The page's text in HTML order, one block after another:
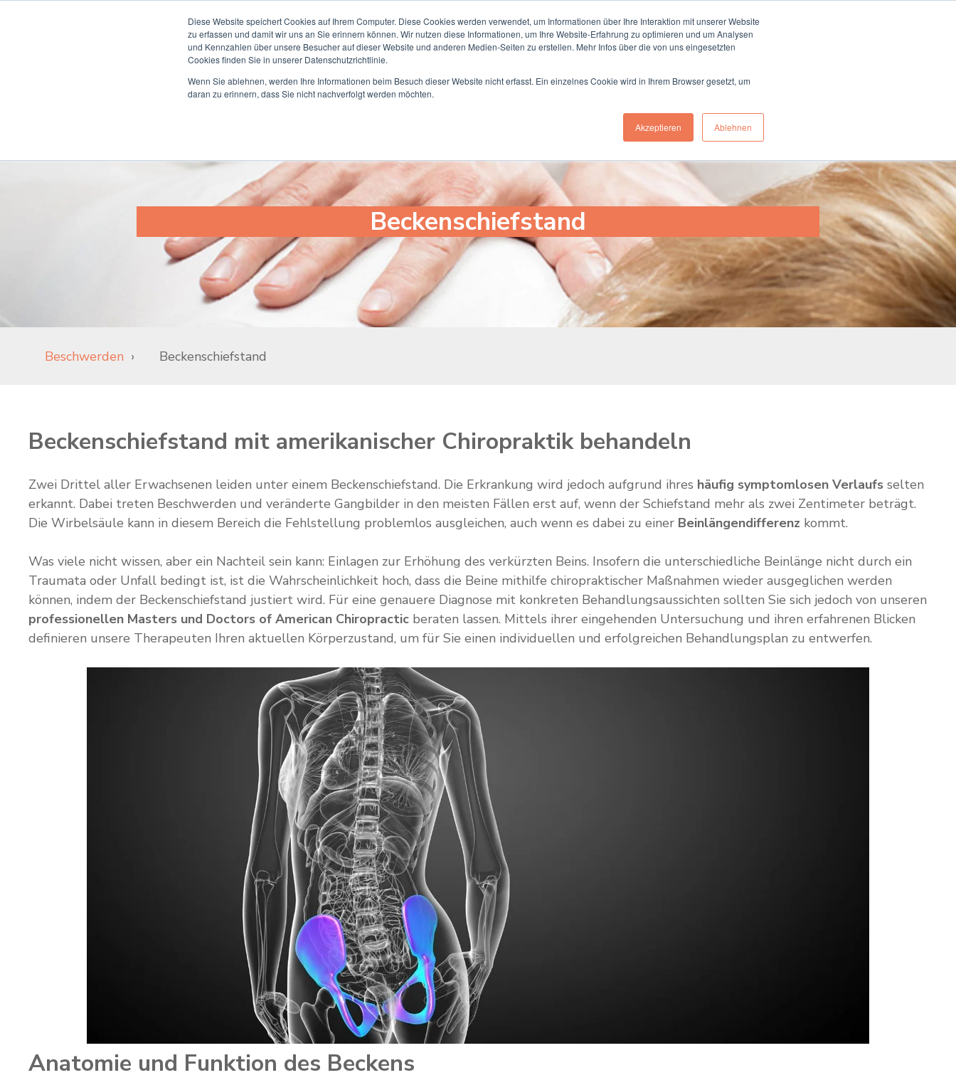
Diese Website speichert Cookies auf Ihrem Computer. Diese Cookies werden verwendet, um Informationen über Ihre Interaktion mit unserer Website
zu erfassen und damit wir uns an Sie erinnern können. Wir nutzen diese Informationen, um Ihre Website-Erfahrung zu optimieren und um Analysen
und Kennzahlen über unsere Besucher auf dieser Website und anderen Medien-Seiten zu erstellen. Mehr Infos über die von uns eingesetzten
Cookies finden Sie in unserer Datenschutzrichtlinie.
Wenn Sie ablehnen, werden Ihre Informationen beim Besuch dieser Website nicht erfasst. Ein einzelnes Cookie wird in Ihrem Browser gesetzt, um
daran zu erinnern, dass Sie nicht nachverfolgt werden möchten.
Akzeptieren Ablehnen
Termin online buchen
Amerikanische Chiropraktik Beschwerden Übungen Magazin
Beckenschiefstand
Beschwerden Beckenschiefstand
Beckenschiefstand mit amerikanischer Chiropraktik behandeln
Zwei Drittel aller Erwachsenen leiden unter einem Beckenschiefstand. Die Erkrankung wird jedoch aufgrund ihres häufig symptomlosen Verlaufs selten
erkannt. Dabei treten Beschwerden und veränderte Gangbilder in den meisten Fällen erst auf, wenn der Schiefstand mehr als zwei Zentimeter beträgt.
Die Wirbelsäule kann in diesem Bereich die Fehlstellung problemlos ausgleichen, auch wenn es dabei zu einer Beinlängendifferenz kommt.
Was viele nicht wissen, aber ein Nachteil sein kann: Einlagen zur Erhöhung des verkürzten Beins. Insofern die unterschiedliche Beinlänge nicht durch ein
Traumata oder Unfall bedingt ist, ist die Wahrscheinlichkeit hoch, dass die Beine mithilfe chiropraktischer Maßnahmen wieder ausgeglichen werden
können, indem der Beckenschiefstand justiert wird. Für eine genauere Diagnose mit konkreten Behandlungsaussichten sollten Sie sich jedoch von unseren
professionellen Masters und Doctors of American Chiropractic beraten lassen. Mittels ihrer eingehenden Untersuchung und ihren erfahrenen Blicken
definieren unsere Therapeuten Ihren aktuellen Körperzustand, um für Sie einen individuellen und erfolgreichen Behandlungsplan zu entwerfen.
Anatomie und Funktion des Beckens